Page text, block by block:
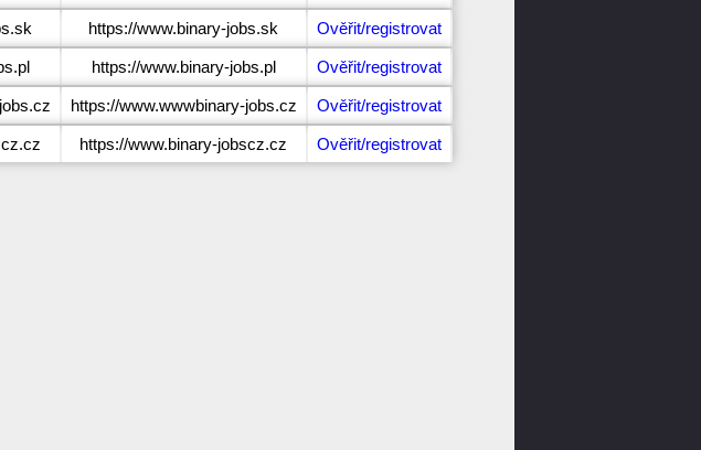
https://www.binary-jobs.sk Ověřit/registrovat
https://www.binary-jobs.pl Ověřit/registrovat
https://www.wwwbinary-jobs.cz Ověřit/registrovat
https://www.binary-jobscz.cz Ověřit/registrovat